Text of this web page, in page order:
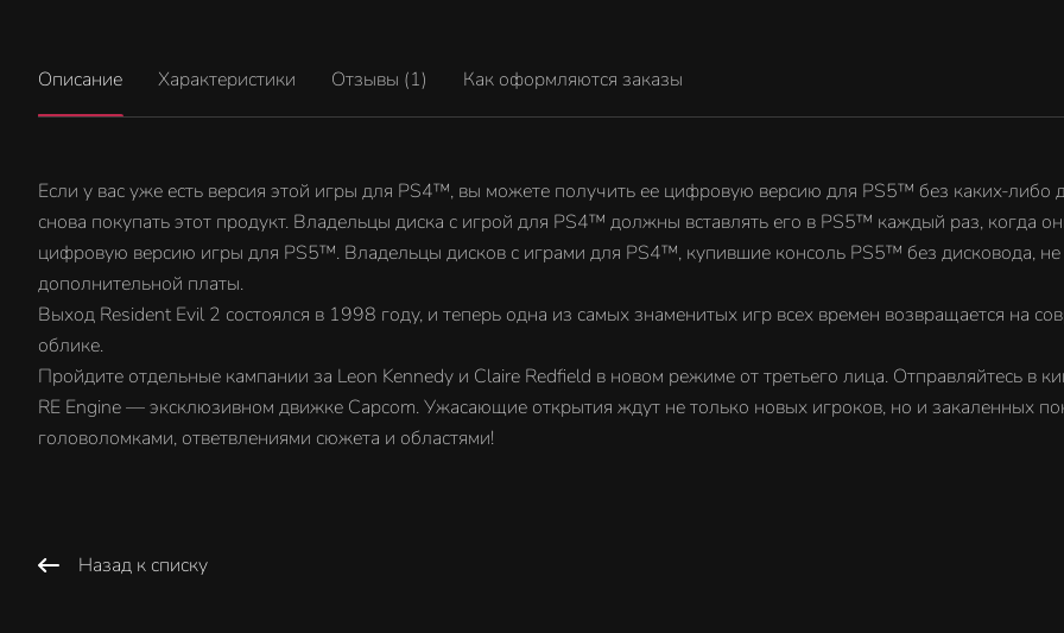
Выход Resident Evil 2 состоялся в 1998 году, и
одна из самых знаменитых игр всех времен
возвращается на современные консоли в
Claire Redfield в новом режиме от третьего лица.
воссозданный на RE Engine — эксклюзивном
Capcom. Ужасающие открытия ждут не только
Описание Характеристики Отзывы (1) Как оформляются заказы
Если у вас уже есть версия этой игры для PS4™, вы можете получить ее цифровую версию для PS5™ без каких-либо
снова покупать этот продукт. Владельцы диска с игрой для PS4™ должны вставлять его в PS5™ каждый раз, когда
цифровую версию игры для PS5™. Владельцы дисков с играми для PS4™, купившие консоль PS5™ без дисковода,
дополнительной платы.
Выход Resident Evil 2 состоялся в 1998 году, и теперь одна из самых знаменитых игр всех времен возвращается на
облике.
Пройдите отдельные кампании за Leon Kennedy и Claire Redfield в новом режиме от третьего лица. Отправляйтесь в
RE Engine — эксклюзивном движке Capcom. Ужасающие открытия ждут не только новых игроков, но и закаленных
головоломками, ответвлениями сюжета и областями!
Назад к списку